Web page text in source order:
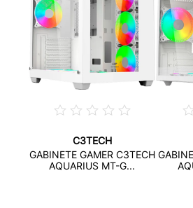
C3TECH
GABINETE GAMER C3TECH
AQUARIUS MT-G...